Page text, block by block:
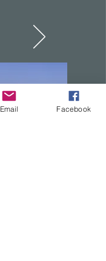
Email Facebook